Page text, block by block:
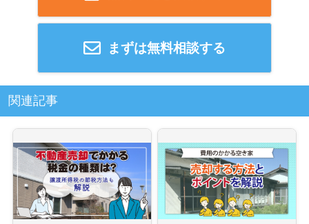
まずは無料相談する
関連記事